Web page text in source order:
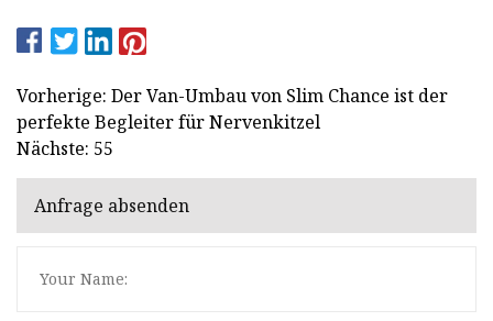
Vorherige: Der Van-Umbau von Slim Chance ist der
perfekte Begleiter für Nervenkitzel
Nächste: 55
Anfrage absenden